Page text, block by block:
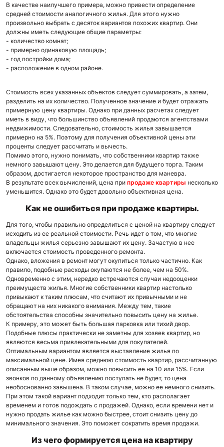
В качестве наилучшего примера, можно привести определение
средней стоимости аналогичного жилья. Для этого нужно
произвольно выбрать с десяток вариантов похожих квартир. Они
должны иметь следующие общие параметры:
- количество комнат;
- примерно одинаковую площадь;
- год постройки дома;
- расположение в одном районе.
Стоимость всех указанных объектов следует суммировать, а затем,
разделить на их количество. Полученное значение и будет отражать
примерную цену квартиры. Однако при данных расчетах следует
иметь в виду, что большинство объявлений продаются агентствами
недвижимости. Следовательно, стоимость жилья завышается
примерно на 5%. Поэтому для получения объективной цены эти
проценты следует рассчитать и вычесть.
Помимо этого, нужно понимать, что собственники квартир также
немного завышают цену. Это делается для будущего торга. Таким
образом, достигается некоторое пространство для маневра.
В результате всех вычислений, цена при продаже квартиры несколько
уменьшится. Однако это будет довольно объективная цена.
Как не ошибиться при продаже квартиры.
Для того, чтобы правильно определиться с ценой на квартиру следует
исходить из ее реальной стоимости. Речь идет о том, что многие
владельцы жилья серьезно завышают их цену. Зачастую в нее
включается стоимость проведенного ремонта.
Однако, вложения в ремонт могут окупиться только частично. Как
правило, подобные расходы окупаются не более, чем на 50%.
Одновременно с этим, нередко встречаются случаи недооценки
преимуществ жилья. Многие собственники квартир настолько
привыкают к таким плюсам, что считают их привычными и не
обращают на них никакого внимания. Между тем, такие
обстоятельства способны значительно повысить цену на жилье.
К примеру, это может быть большая парковка или тихий двор.
Подобные плюсы практически не заметны для хозяев квартир, но
являются весьма привлекательными для покупателей.
Оптимальным вариантом является выставление жилья по
максимальной цене. Имея среднюю стоимость квартир, рассчитанную
описанным выше образом, можно повысить ее на 10 или 15%. Если
звонков по данному объявлению поступать не будет, то цена
необоснованно завышена. В таком случае, можно ее немного снизить.
При этом такой вариант подходит только тем, кто располагает
временем и готов подождать с продажей. Однако, если времени нет и
нужно продать жилье как можно быстрее, стоит снизить цену до
минимального значения. Это поможет сократить время продажи.
Из чего формируется цена на квартиру